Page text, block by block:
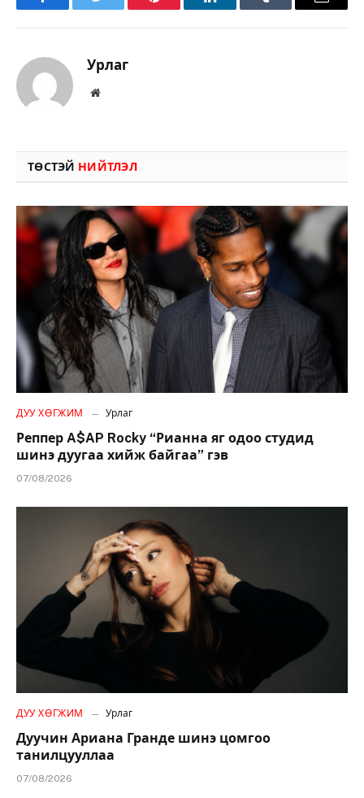
FacebookTwitter Pinterest LinkedInTumblr Имэйл
Урлаг
Вэбсайт
ТӨСТЭЙ НИЙТЛЭЛ
ДУУ ХӨГЖИМ Урлаг
Реппер A$AP Rocky “Рианна яг одоо студид
шинэ дуугаа хийж байгаа” гэв
07/08/2026
ДУУ ХӨГЖИМ Урлаг
Дуучин Ариана Гранде шинэ цомгоо
танилцууллаа
07/08/2026